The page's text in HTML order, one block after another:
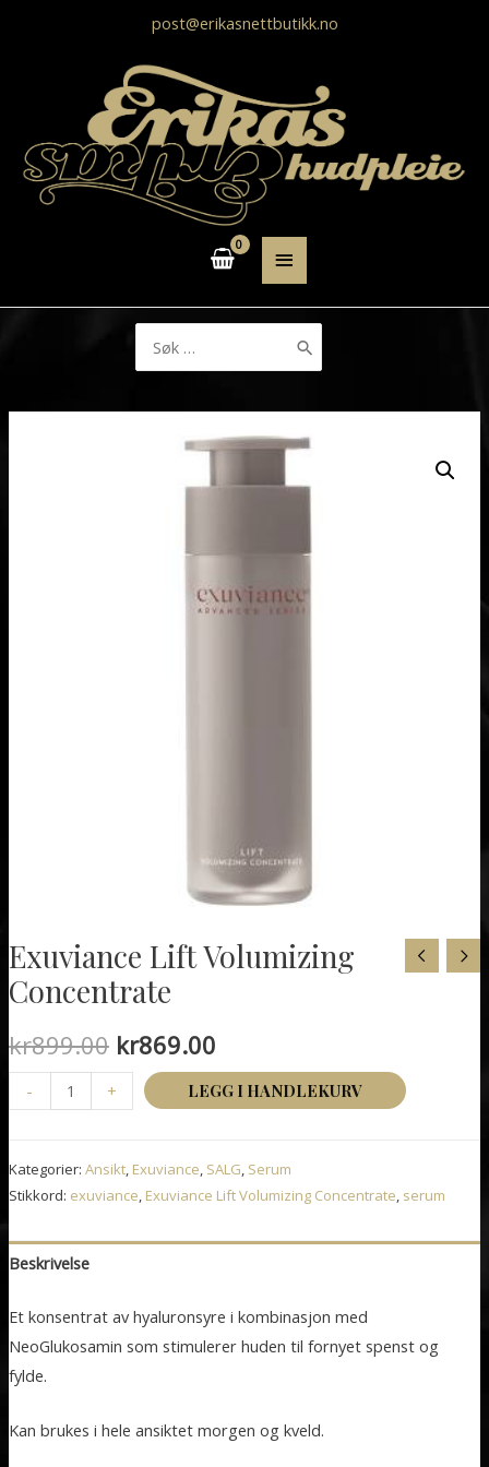
post@erikasnettbutikk.no
HOVEDMENY
etter:
Exuviance Lift Volumizing
Concentrate
kr899.00 Opprinnelig
pris
kr899.00.
kr869.00Nåværende
pris
kr869.00.
-
Exuviance
Lift
Concentrate
antall
+ LEGG I HANDLEKURV
Kategorier: Ansikt, Exuviance SALG Serum
Stikkord: exuviance Exuviance Lift Volumizing Concentrate serum
Beskrivelse
Et konsentrat av hyaluronsyre i kombinasjon med
NeoGlukosamin som stimulerer huden til fornyet spenst og
fylde.
Kan brukes i hele ansiktet morgen og kveld.